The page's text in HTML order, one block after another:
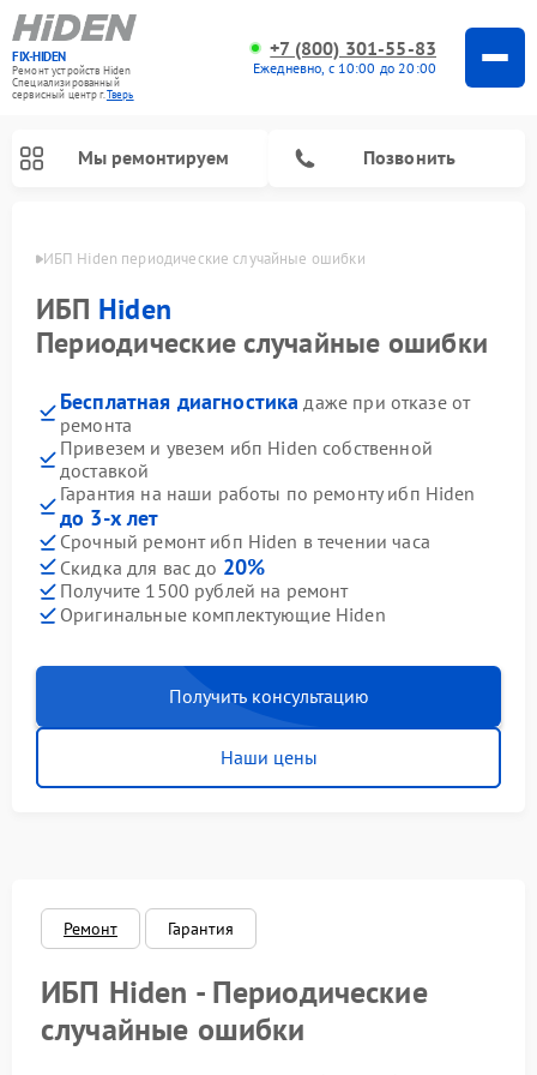
FIX-HIDEN
Ремонт устройств Hiden
Специализированный
cервисный центр г.Тверь
+7 (800) 301-55-83
Ежедневно, с 10:00 до 20:00
Мы ремонтируем Позвонить
ИБП Hiden периодические случайные ошибки
ИБП Hiden
Периодические случайные ошибки
Бесплатная диагностика даже при отказе от
ремонта
Привезем и увезем ибп Hiden собственной
доставкой
Гарантия на наши работы по ремонту ибп Hiden
до 3-х лет
Срочный ремонт ибп Hiden в течении часа
Скидка для вас до 20%
Получите 1500 рублей на ремонт
Оригинальные комплектующие Hiden
Получить консультацию
Наши цены
Ремонт Гарантия
ИБП Hiden - Периодические
случайные ошибки